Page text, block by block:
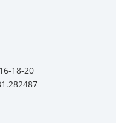
18-20